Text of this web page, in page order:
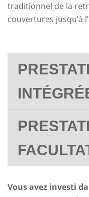
traditionnel de la
couvertures jusqu’à
Vous avez investi